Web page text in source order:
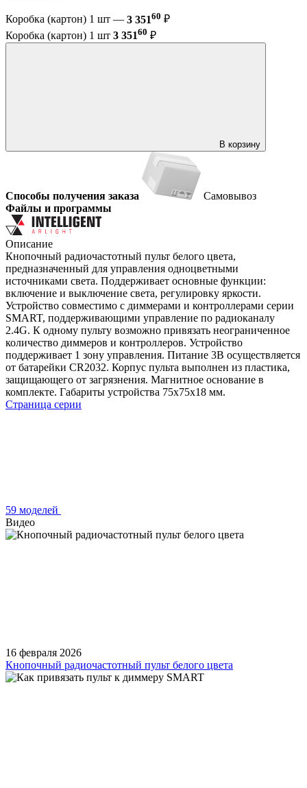
Коробка (картон) 1 шт — 3 35160 ₽
Коробка (картон) 1 шт 3 35160 ₽
В корзину
Способы получения заказа
Самовывоз
Файлы и программы
Описание
Кнопочный радиочастотный пульт белого цвета,
предназначенный для управления одноцветными
источниками света. Поддерживает основные функции:
включение и выключение света, регулировку яркости.
Устройство совместимо с диммерами и контроллерами серии
SMART, поддерживающими управление по радиоканалу
2.4G. К одному пульту возможно привязать неограниченное
количество диммеров и контроллеров. Устройство
поддерживает 1 зону управления. Питание 3В осуществляется
от батарейки CR2032. Корпус пульта выполнен из пластика,
защищающего от загрязнения. Магнитное основание в
комплекте. Габариты устройства 75x75x18 мм.
Страница серии
59 моделей
Видео
16 февраля 2026
Кнопочный радиочастотный пульт белого цвета